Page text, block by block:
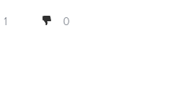
1 0